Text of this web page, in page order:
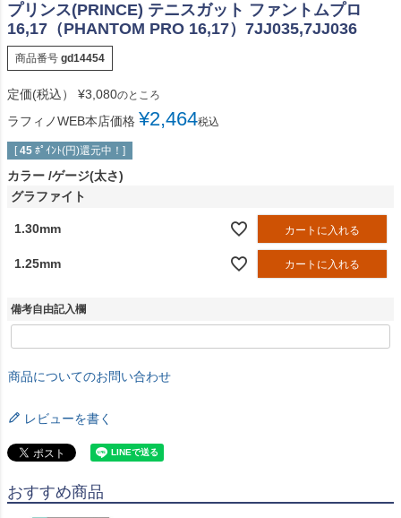
プリンス(PRINCE) テニスガット ファントムプロ
16,17（PHANTOM PRO 16,17）7JJ035,7JJ036
商品番号 gd14454
定価(税込） ¥3,080のところ
ラフィノWEB本店価格 ¥2,464税込
[ 45 ﾎﾟｲﾝﾄ(円)還元中！]
カラー ゲージ(太さ)
グラファイト
1.30mm カートに入れる
1.25mm カートに入れる
備考自由記入欄
商品についてのお問い合わせ
レビューを書く
おすすめ商品